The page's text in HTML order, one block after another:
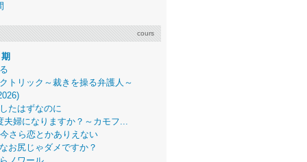
cours
トリック～裁きを操る弁護人～
たはずなのに
夫婦になりますか？～カモフ...
さら恋とかありえない
お尻じゃダメですか？